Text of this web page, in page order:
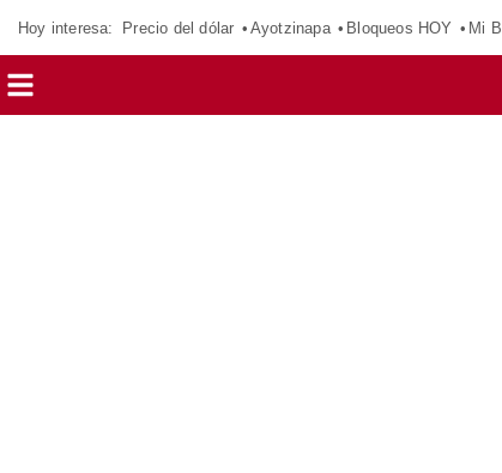
Hoy interesa: Precio del dólar Ayotzinapa Bloqueos HOY Mi